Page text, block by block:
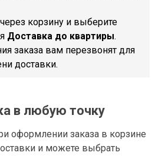
корзину и выберите
Доставка до квартиры.
заказа вам перезвонят для
доставки.
в любую точку
оформлении заказа в корзине
и можете выбрать